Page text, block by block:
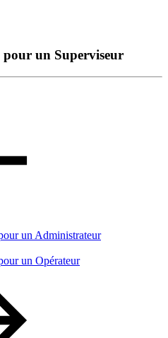
un Superviseur
un Administrateur
un Opérateur